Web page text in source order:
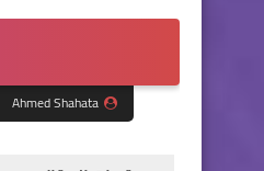
Ahmed Shahata